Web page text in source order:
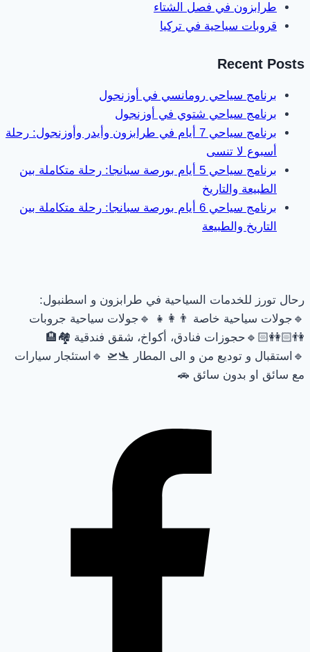
طرابزون في فصل الشتاء
قروبات سياحية في تركيا
Recent Posts
برنامج سياحي رومانسي في أوزنجول
برنامج سياحي شتوي في أوزنجول
برنامج سياحي 7 أيام في طرابزون وأيدر وأوزنجول: رحلة
أسبوع لا تنسى
برنامج سياحي 5 أيام بورصة سبانجا: رحلة متكاملة بين
الطبيعة والتاريخ
برنامج سياحي 6 أيام بورصة سبانجا: رحلة متكاملة بين
التاريخ والطبيعة
رحال تورز للخدمات السياحية في طرابزون و اسطنبول:
🔹جولات سياحية خاصة 👨‍👩‍👧 🔹جولات سياحية جروبات
👫🏻👭🏻🔹حجوزات فنادق، أكواخ، شقق فندقية 🏘🏨
🔹استقبال و توديع من و الى المطار 🛬🛫 🔹استئجار سيارات
مع سائق او بدون سائق 🚗